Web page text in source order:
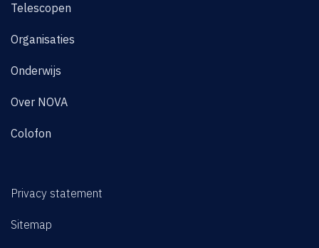
Telescopen
Organisaties
Onderwijs
Over NOVA
Colofon
Privacy statement
Sitemap